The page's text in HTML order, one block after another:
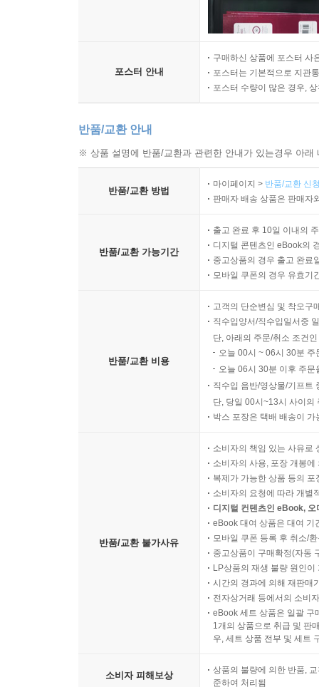
포스터 안내
구매하신 상품에 포스터 사
포스터는 기본적으로 지관
포스터 수량이 많은 경우,
반품/교환 안내
※ 상품 설명에 반품/교환과 관련한 안내가 있는경우 아
반품/교환 방법
마이페이지 > 반품/교환 신
판매자 배송 상품은 판매자
반품/교환 가능기간
출고 완료 후 10일 이내의
디지털 콘텐츠인 eBook의
중고상품의 경우 출고 완료
모바일 쿠폰의 경우 유효기
반품/교환 비용
고객의 단순변심 및 착오구
직수입양서/직수입일서중
단, 아래의 주문/취소 조건
오늘 00시 ~ 06시 30분
오늘 06시 30분 이후 주
직수입 음반/영상물/기프트
단, 당일 00시~13시 사이의
박스 포장은 택배 배송이
반품/교환 불가사유
소비자의 책임 있는 사유로
소비자의 사용, 포장 개봉
복제가 가능한 상품 등의
소비자의 요청에 따라 개별
디지털 컨텐츠인 eBook,
eBook 대여 상품은 대여 기
모바일 쿠폰 등록 후 취소/
중고상품이 구매확정(자동
LP상품의 재생 불량 원인
시간의 경과에 의해 재판매
전자상거래 등에서의 소비
eBook 세트 상품은 일괄 구
1개의 상품으로 취급 및 판
우, 세트 상품 전부 및 세트
소비자 피해보상
상품의 불량에 의한 반품,
준하여 처리됨